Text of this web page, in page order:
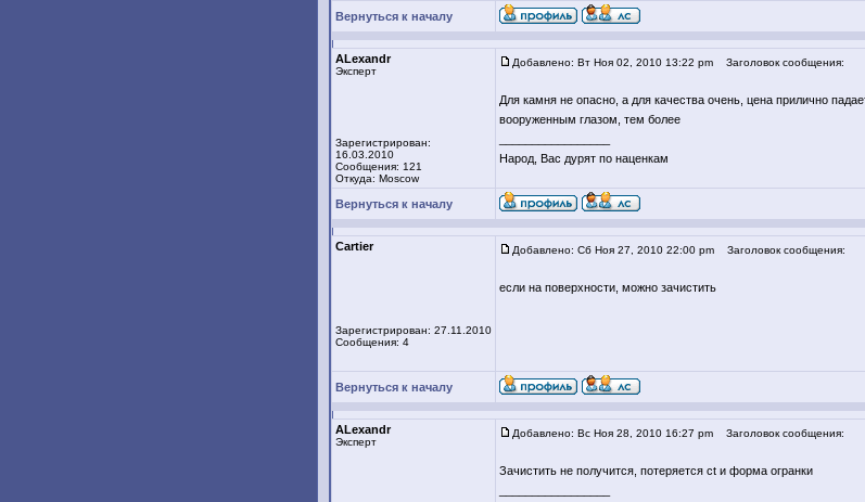
Вернуться к началу
ALexandr
Эксперт
Зарегистрирован:
16.03.2010
Сообщения: 121
Откуда: Moscow
Добавлено: Вт Ноя 02, 2010 13:22 pm Заголовок сообщения:
Для камня не опасно, а для качества очень, цена прилично
вооруженным глазом, тем более
Народ, Вас дурят по наценкам
Вернуться к началу
Cartier
Зарегистрирован: 27.11.2010
Сообщения: 4
Добавлено: Сб Ноя 27, 2010 22:00 pm Заголовок сообщения:
если на поверхности, можно зачистить
Вернуться к началу
ALexandr
Эксперт
Добавлено: Вс Ноя 28, 2010 16:27 pm Заголовок сообщения:
Зачистить не получится, потеряется ct и форма огранки